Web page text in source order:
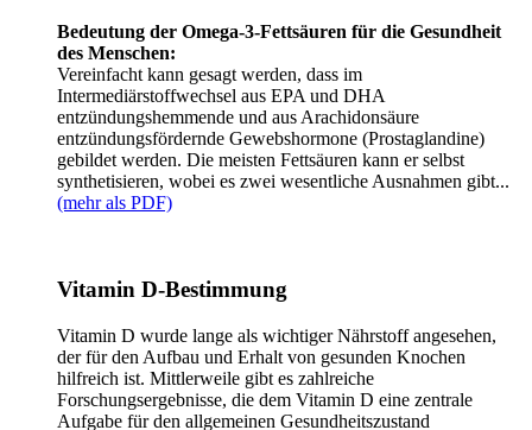
Bedeutung der Omega-3-Fettsäuren für die Gesundheit
des Menschen:
Vereinfacht kann gesagt werden, dass im
Intermediärstoffwechsel aus EPA und DHA
entzündungshemmende und aus Arachidonsäure
entzündungsfördernde Gewebshormone (Prostaglandine)
gebildet werden. Die meisten Fettsäuren kann er selbst
synthetisieren, wobei es zwei wesentliche Ausnahmen gibt...
(mehr als PDF)
Vitamin D-Bestimmung
Vitamin D wurde lange als wichtiger Nährstoff angesehen,
der für den Aufbau und Erhalt von gesunden Knochen
hilfreich ist. Mittlerweile gibt es zahlreiche
Forschungsergebnisse, die dem Vitamin D eine zentrale
Aufgabe für den allgemeinen Gesundheitszustand